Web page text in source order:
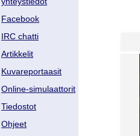
Facebook
IRC chatti
Artikkelit
Kuvareportaasit
Online-simulaattorit
Tiedostot
Ohjeet